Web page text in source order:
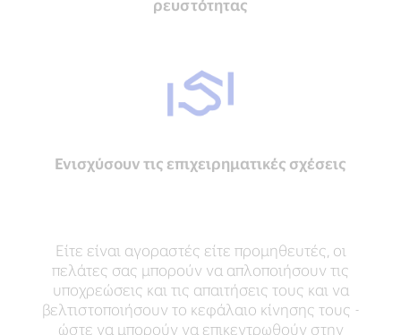
ρευστότητας
Ενισχύσουν τις επιχειρηματικές σχέσεις
Είτε είναι αγοραστές είτε προμηθευτές, οι
πελάτες σας μπορούν να απλοποιήσουν τις
υποχρεώσεις και τις απαιτήσεις τους και να
βελτιστοποιήσουν το κεφάλαιο κίνησης τους -
ώστε να μπορούν να επικεντρωθούν στην